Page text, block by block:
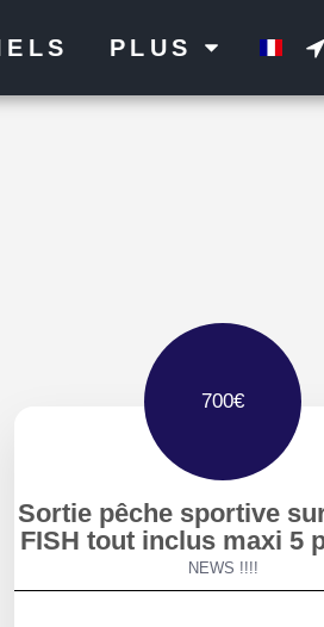
PLUS
700€
Sortie pêche sportive
FISH tout inclus maxi 5
NEWS !!!!